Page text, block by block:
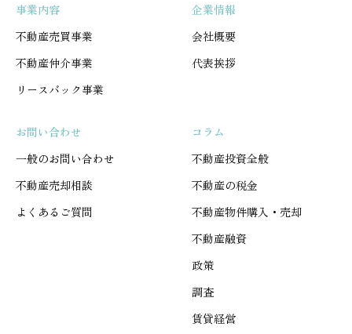
事業内容
不動産売買事業
不動産仲介事業
リースバック事業
企業情報
会社概要
代表挨拶
お問い合わせ
一般のお問い合わせ
不動産売却相談
よくあるご質問
コラム
不動産投資全般
不動産の税金
不動産物件購入・売却
不動産融資
政策
調査
賃貸経営